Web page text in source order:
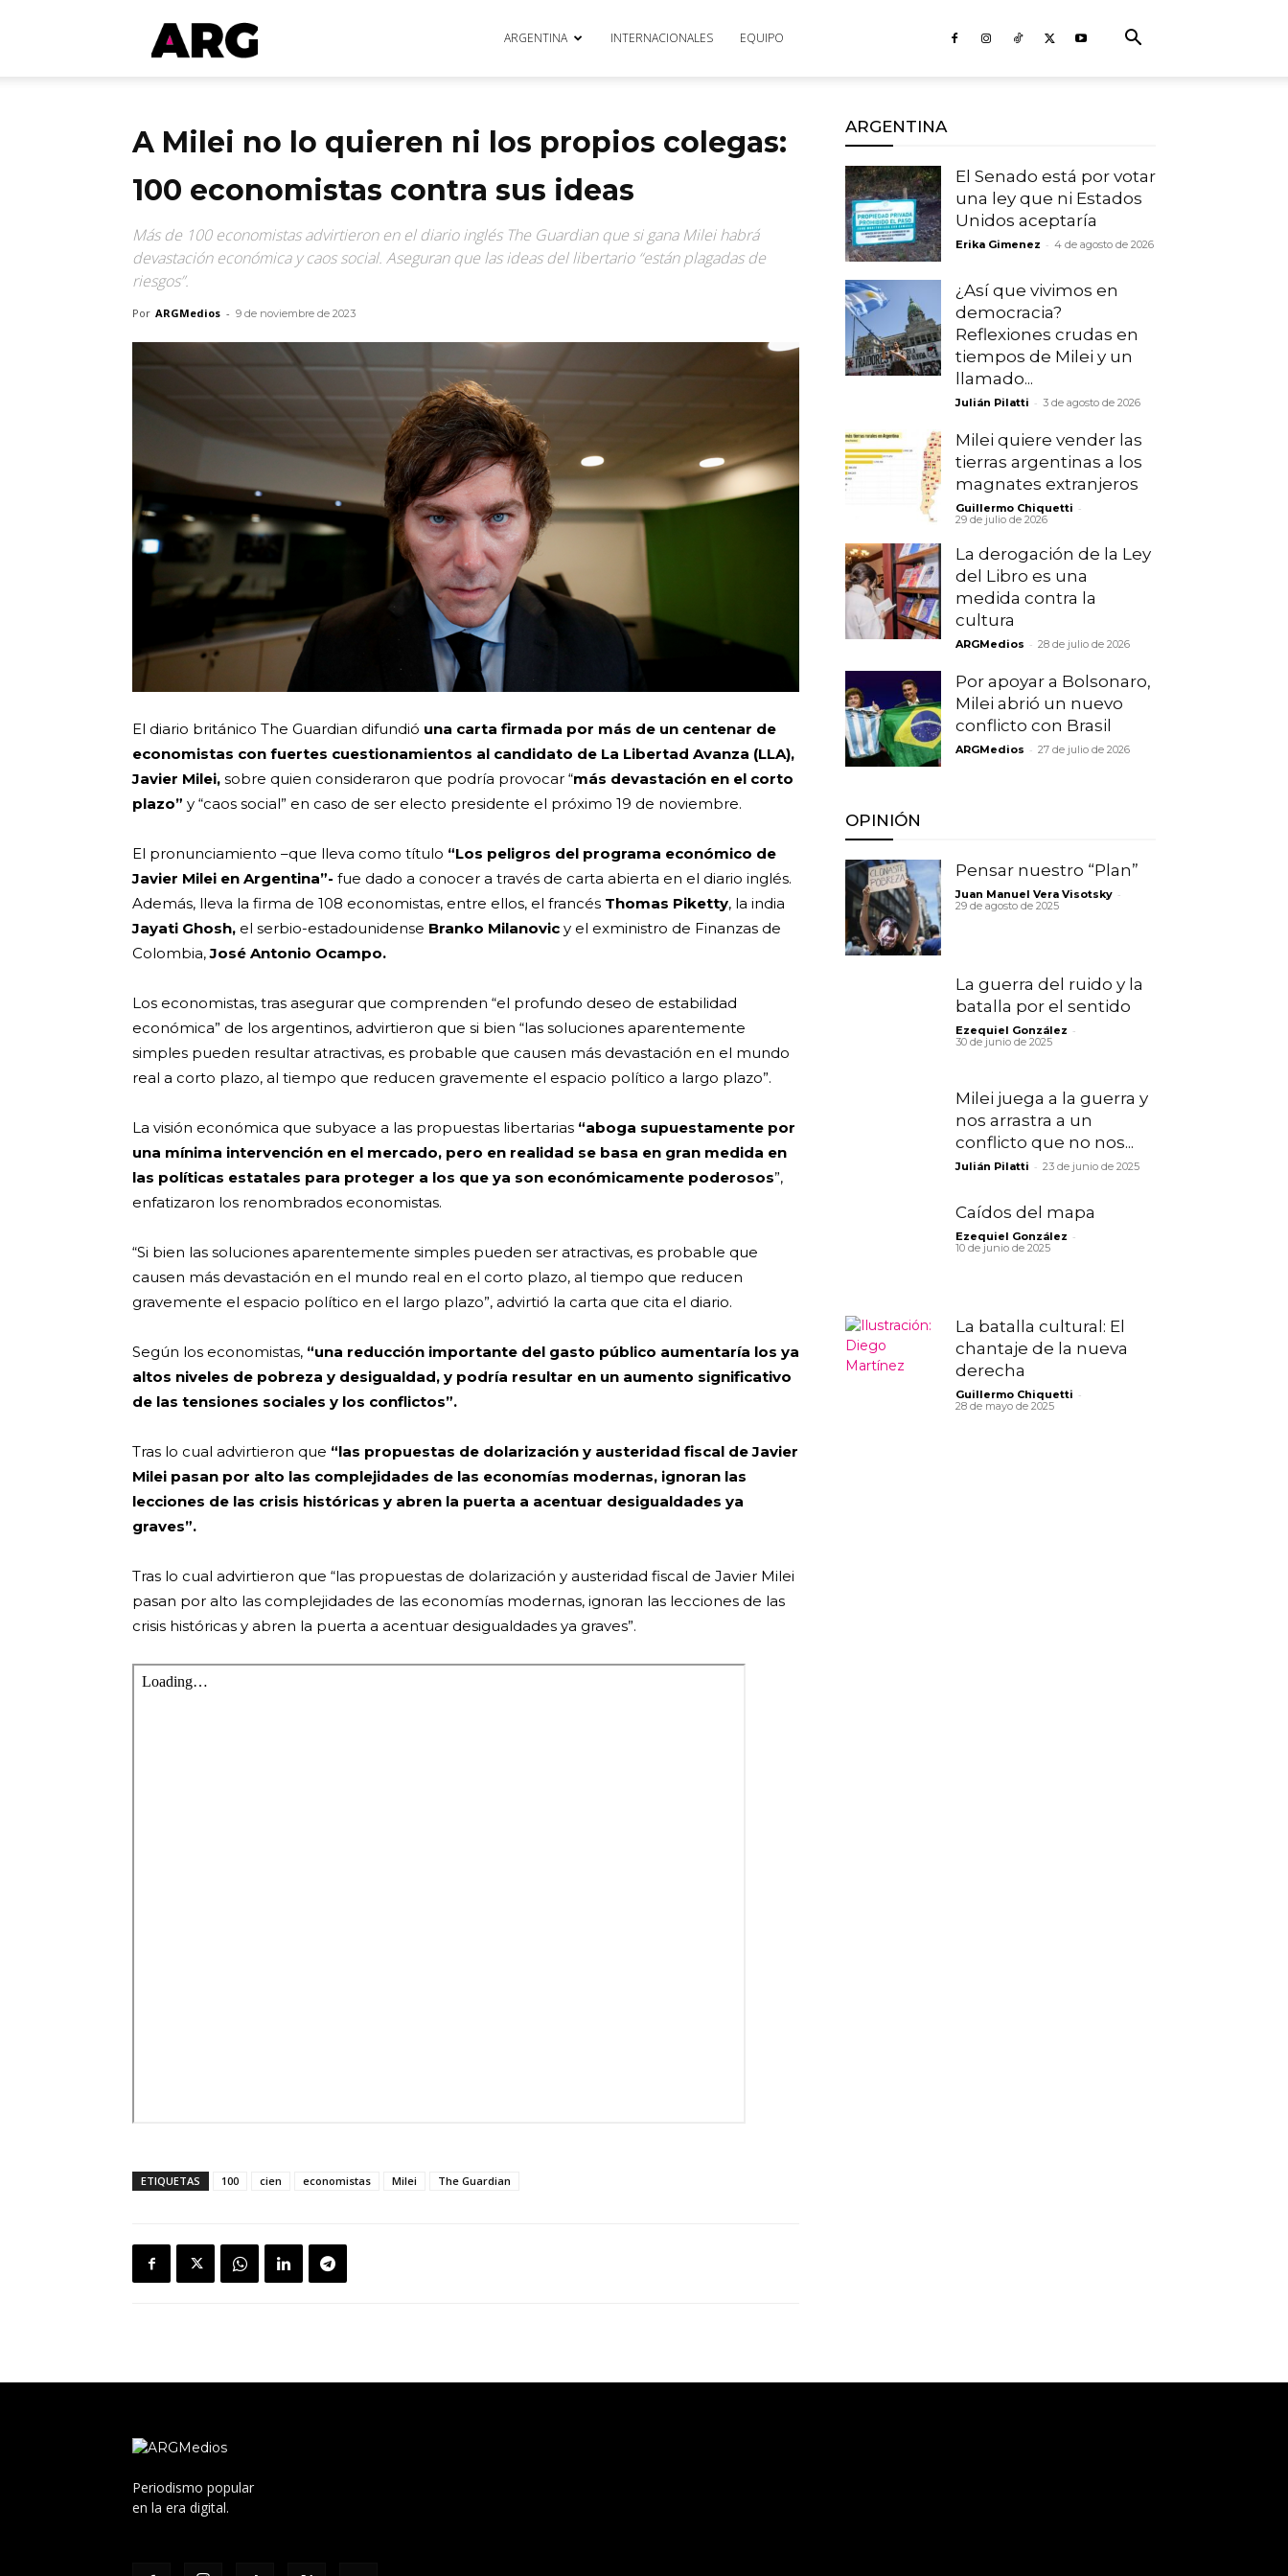
ARGmedios ARGENTINA INTERNACIONALES EQUIPO
A Milei no lo quieren ni los propios colegas:
100 economistas contra sus ideas
Más de 100 economistas advirtieron en el diario inglés The Guardian que si gana Milei habrá
devastación económica y caos social. Aseguran que las ideas del libertario “están plagadas de
riesgos”.
Por ARGMedios - 9 de noviembre de 2023
El diario británico The Guardian difundió una carta firmada por más de un centenar de
economistas con fuertes cuestionamientos al candidato de La Libertad Avanza (LLA),
Javier Milei, sobre quien consideraron que podría provocar “más devastación en el corto
plazo” y “caos social” en caso de ser electo presidente el próximo 19 de noviembre.
El pronunciamiento –que lleva como título “Los peligros del programa económico de
Javier Milei en Argentina”- fue dado a conocer a través de carta abierta en el diario inglés.
Además, lleva la firma de 108 economistas, entre ellos, el francés Thomas Piketty, la india
Jayati Ghosh, el serbio-estadounidense Branko Milanovic y el exministro de Finanzas de
Colombia,José Antonio Ocampo.
Los economistas, tras asegurar que comprenden “el profundo deseo de estabilidad
económica” de los argentinos, advirtieron que si bien “las soluciones aparentemente
simples pueden resultar atractivas, es probable que causen más devastación en el mundo
real a corto plazo, al tiempo que reducen gravemente el espacio político a largo plazo”.
La visión económica que subyace a las propuestas libertarias “aboga supuestamente por
una mínima intervención en el mercado, pero en realidad se basa en gran medida en
las políticas estatales para proteger a los que ya son económicamente poderosos”,
enfatizaron los renombrados economistas.
“Si bien las soluciones aparentemente simples pueden ser atractivas, es probable que
causen más devastación en el mundo real en el corto plazo, al tiempo que reducen
gravemente el espacio político en el largo plazo”, advirtió la carta que cita el diario.
Según los economistas, “una reducción importante del gasto público aumentaría los ya
altos niveles de pobreza y desigualdad, y podría resultar en un aumento significativo
de las tensiones sociales y los conflictos”.
Tras lo cual advirtieron que “las propuestas de dolarización y austeridad fiscal de Javier
Milei pasan por alto las complejidades de las economías modernas, ignoran las
lecciones de las crisis históricas y abren la puerta a acentuar desigualdades ya
graves”.
Tras lo cual advirtieron que “las propuestas de dolarización y austeridad fiscal de Javier Milei
pasan por alto las complejidades de las economías modernas, ignoran las lecciones de las
crisis históricas y abren la puerta a acentuar desigualdades ya graves”.
ETIQUETAS 100 cien economistas Milei The Guardian
ARGENTINA
El Senado está por votar
una ley que ni Estados
Unidos aceptaría
Erika Gimenez - 4 de agosto de 2026
¿Así que vivimos en
democracia?
Reflexiones crudas en
tiempos de Milei y un
llamado...
Julián Pilatti - 3 de agosto de 2026
Milei quiere vender las
tierras argentinas a los
magnates extranjeros
Guillermo Chiquetti -
29 de julio de 2026
La derogación de la Ley
del Libro es una
medida contra la
cultura
ARGMedios - 28 de julio de 2026
Por apoyar a Bolsonaro,
Milei abrió un nuevo
conflicto con Brasil
ARGMedios - 27 de julio de 2026
OPINIÓN
Pensar nuestro “Plan”
Juan Manuel Vera Visotsky -
29 de agosto de 2025
La guerra del ruido y la
batalla por el sentido
Ezequiel González -
30 de junio de 2025
Milei juega a la guerra y
nos arrastra a un
conflicto que no nos...
Julián Pilatti - 23 de junio de 2025
Caídos del mapa
Ezequiel González -
10 de junio de 2025
La batalla cultural: El
chantaje de la nueva
derecha
Guillermo Chiquetti -
28 de mayo de 2025
Periodismo popular
en la era digital.